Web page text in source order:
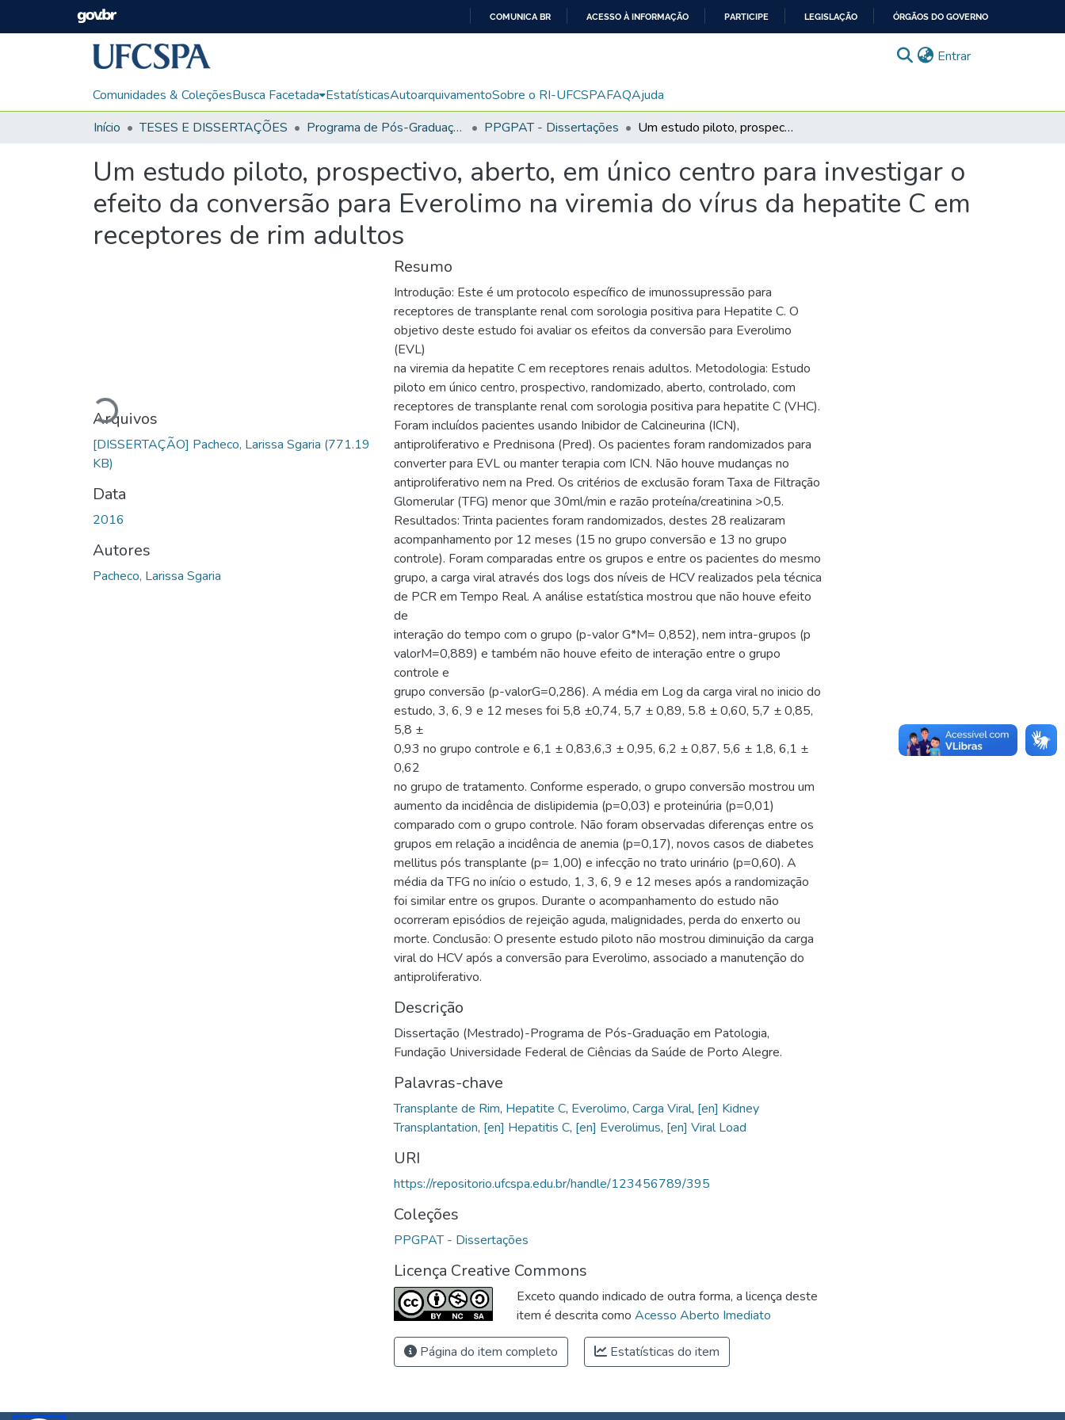
CONTEÚDO
COMUNICA BR ACESSO À INFORMAÇÃO PARTICIPE LEGISLAÇÃO ÓRGÃOS DO GOVERNO
Entrar(current)
Comunidades & ColeçõesBusca Facetada EstatísticasAutoarquivamentoSobre o RI-UFCSPAFAQAjuda
Início
TESES E DISSERTAÇÕES Programa de Pós-Graduação em Patologia PPGPAT - Dissertações Um estudo piloto, prospectivo, aberto, em único centro para investigar o efeito da conversão para Everolimo na viremia do vírus da hepatite C em receptores de rim adultos
Um estudo piloto, prospectivo, aberto, em único centro para investigar o
efeito da conversão para Everolimo na viremia do vírus da hepatite C em
receptores de rim adultos
Carregando...
Arquivos
[DISSERTAÇÃO] Pacheco, Larissa Sgaria (771.19
KB)
Data
2016
Autores
Pacheco, Larissa Sgaria
Resumo
Introdução: Este é um protocolo específico de imunossupressão para
receptores de transplante renal com sorologia positiva para Hepatite C. O
objetivo deste estudo foi avaliar os efeitos da conversão para Everolimo
(EVL)
na viremia da hepatite C em receptores renais adultos. Metodologia: Estudo
piloto em único centro, prospectivo, randomizado, aberto, controlado, com
receptores de transplante renal com sorologia positiva para hepatite C (VHC).
Foram incluídos pacientes usando Inibidor de Calcineurina (ICN),
antiproliferativo e Prednisona (Pred). Os pacientes foram randomizados para
converter para EVL ou manter terapia com ICN. Não houve mudanças no
antiproliferativo nem na Pred. Os critérios de exclusão foram Taxa de Filtração
Glomerular (TFG) menor que 30ml/min e razão proteína/creatinina >0,5.
Resultados: Trinta pacientes foram randomizados, destes 28 realizaram
acompanhamento por 12 meses (15 no grupo conversão e 13 no grupo
controle). Foram comparadas entre os grupos e entre os pacientes do mesmo
grupo, a carga viral através dos logs dos níveis de HCV realizados pela técnica
de PCR em Tempo Real. A análise estatística mostrou que não houve efeito
de
interação do tempo com o grupo (p-valor G*M= 0,852), nem intra-grupos (p
valorM=0,889) e também não houve efeito de interação entre o grupo
controle e
grupo conversão (p-valorG=0,286). A média em Log da carga viral no inicio do
estudo, 3, 6, 9 e 12 meses foi 5,8 ±0,74, 5,7 ± 0,89, 5.8 ± 0,60, 5,7 ± 0,85,
5,8 ±
0,93 no grupo controle e 6,1 ± 0,83,6,3 ± 0,95, 6,2 ± 0,87, 5,6 ± 1,8, 6,1 ±
0,62
no grupo de tratamento. Conforme esperado, o grupo conversão mostrou um
aumento da incidência de dislipidemia (p=0,03) e proteinúria (p=0,01)
comparado com o grupo controle. Não foram observadas diferenças entre os
grupos em relação a incidência de anemia (p=0,17), novos casos de diabetes
mellitus pós transplante (p= 1,00) e infecção no trato urinário (p=0,60). A
média da TFG no início o estudo, 1, 3, 6, 9 e 12 meses após a randomização
foi similar entre os grupos. Durante o acompanhamento do estudo não
ocorreram episódios de rejeição aguda, malignidades, perda do enxerto ou
morte. Conclusão: O presente estudo piloto não mostrou diminuição da carga
viral do HCV após a conversão para Everolimo, associado a manutenção do
antiproliferativo.
Descrição
Dissertação (Mestrado)-Programa de Pós-Graduação em Patologia,
Fundação Universidade Federal de Ciências da Saúde de Porto Alegre.
Palavras-chave
Transplante de Rim, Hepatite C, Everolimo, Carga Viral, [en] Kidney
Transplantation, [en] Hepatitis C, [en] Everolimus, [en] Viral Load
URI
https://repositorio.ufcspa.edu.br/handle/123456789/395
Coleções
PPGPAT - Dissertações
Licença Creative Commons
Exceto quando indicado de outra forma, a licença deste
item é descrita como Acesso Aberto Imediato
Página do item completo Estatísticas do item